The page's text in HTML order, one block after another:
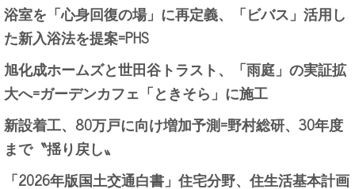
浴室を「心身回復の場」に再定義、「ビバス」活用し
た新入浴法を提案=PHS
旭化成ホームズと世田谷トラスト、「雨庭」の実証拡
大へ=ガーデンカフェ「ときそら」に施工
新設着工、80万戸に向け増加予測=野村総研、30年度
まで〝揺り戻し〟
「2026年版国土交通白書」住宅分野、住生活基本計画